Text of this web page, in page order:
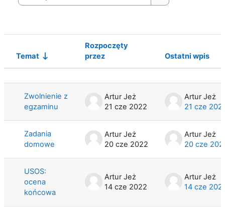
Szukaj w forach
Status
Temat
Rozpoczęty
przez
Ostatni wpis
Zwolnienie z
egzaminu
Artur Jeż
21 cze 2022
Artur Jeż
21 cze
Zadania
domowe
Artur Jeż
20 cze 2022
Artur Jeż
20 cze
USOS:
ocena
końcowa
Artur Jeż
14 cze 2022
Artur Jeż
14 cze